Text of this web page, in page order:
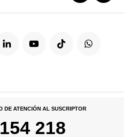
DE ATENCIÓN AL SUSCRIPTOR
218